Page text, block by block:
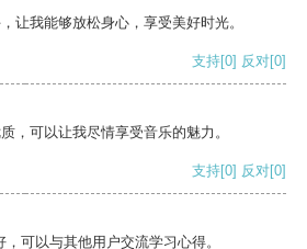
让我能够放松身心，享受美好时光。
支持[0] 反对[0]
，可以让我尽情享受音乐的魅力。
支持[0] 反对[0]
可以与其他用户交流学习心得。